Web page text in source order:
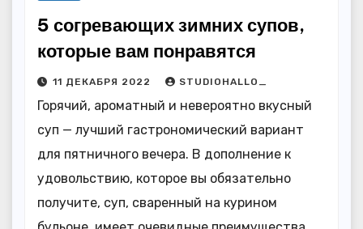
5 согревающих зимних супов,
которые вам понравятся
11 ДЕКАБРЯ 2022 STUDIOHALLO_
Горячий, ароматный и невероятно вкусный
суп — лучший гастрономический вариант
для пятничного вечера. В дополнение к
удовольствию, которое вы обязательно
получите, суп, сваренный на курином